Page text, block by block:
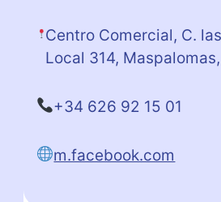
Centro Comercial, C.
Local 314,
+34 626 92 15 01
m.facebook.com